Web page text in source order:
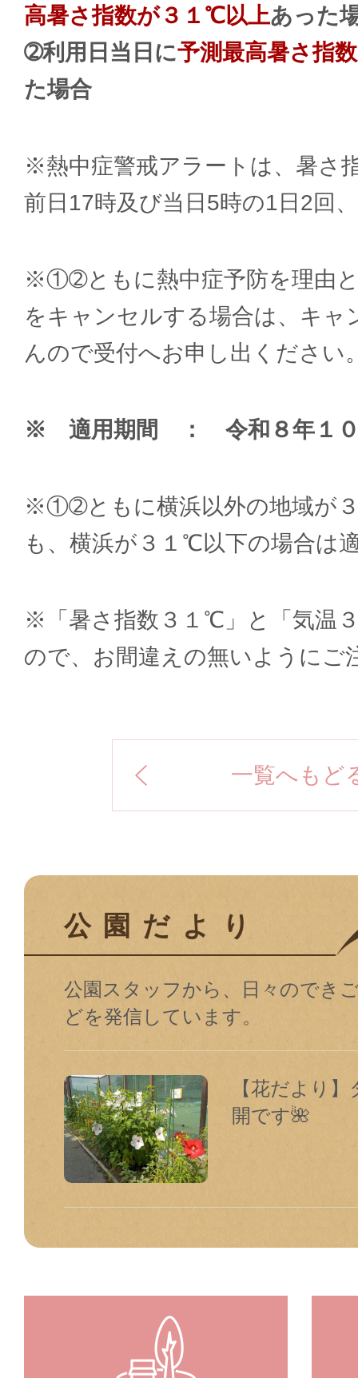
高暑さ指数が３１℃以上あった
➁利用日当日に予測最高暑さ指
た場合
※熱中症警戒アラートは、暑さ
前日17時及び当日5時の1日2回
※①➁ともに熱中症予防を理由
をキャンセルする場合は、キャ
んので受付へお申し出ください
※ 適用期間 ： 令和８年１０
※①➁ともに横浜以外の地域が
も、横浜が３１℃以下の場合は
※「暑さ指数３１℃」と「気温
ので、お間違えの無いようにご
一覧へもど
公園だより
公園スタッフから、日々のでき
どを発信しています。
【花だより
開です🌺